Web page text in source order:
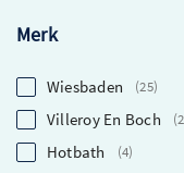
Merk
Wiesbaden 25
Villeroy En Boch
Hotbath 4